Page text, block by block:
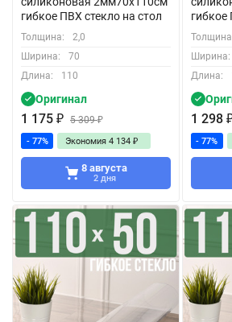
гибкое ПВХ стекло на стол
Толщина:
2,0
Ширина:
70
Длина:
110
Оригинал
1 175 ₽ 5 309₽
- 77% Экономия 4 134 ₽
8 августа
2 дня
гибкое
Ширина:
Длина:
1 298
- 77%